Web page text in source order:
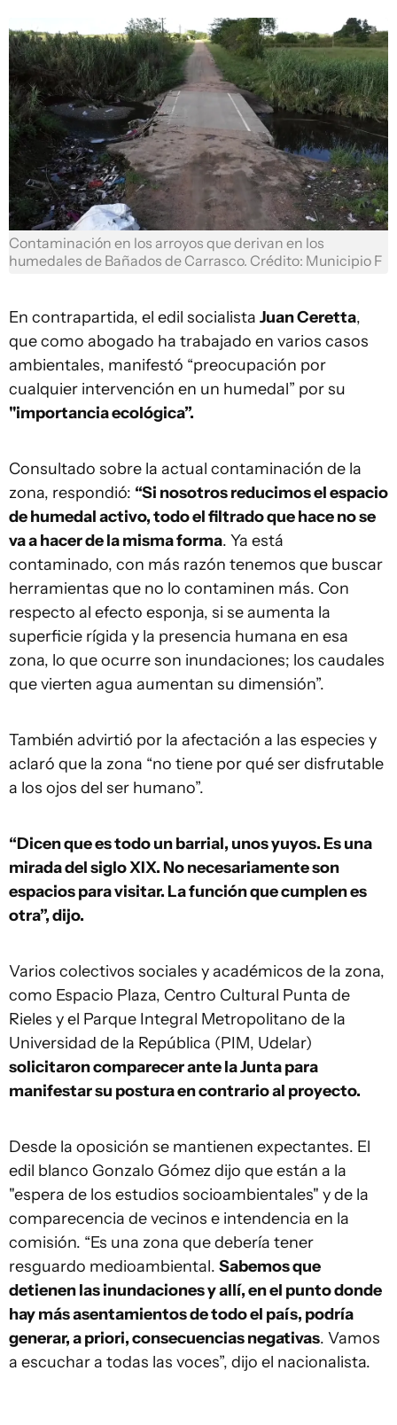
Contaminación en los arroyos que derivan en los
humedales de Bañados de Carrasco. Crédito: Municipio F
En contrapartida, el edil socialista Juan Ceretta,
que como abogado ha trabajado en varios casos
ambientales, manifestó “preocupación por
cualquier intervención en un humedal” por su
"importancia ecológica”.
Consultado sobre la actual contaminación de la
zona, respondió: “Si nosotros reducimos el espacio
de humedal activo, todo el filtrado que hace no se
va a hacer de la misma forma. Ya está
contaminado, con más razón tenemos que buscar
herramientas que no lo contaminen más. Con
respecto al efecto esponja, si se aumenta la
superficie rígida y la presencia humana en esa
zona, lo que ocurre son inundaciones; los caudales
que vierten agua aumentan su dimensión”.
También advirtió por la afectación a las especies y
aclaró que la zona “no tiene por qué ser disfrutable
a los ojos del ser humano”.
“Dicen que es todo un barrial, unos yuyos. Es una
mirada del siglo XIX. No necesariamente son
espacios para visitar. La función que cumplen es
otra”, dijo.
Varios colectivos sociales y académicos de la zona,
como Espacio Plaza, Centro Cultural Punta de
Rieles y el Parque Integral Metropolitano de la
Universidad de la República (PIM, Udelar)
solicitaron comparecer ante la Junta para
manifestar su postura en contrario al proyecto.
Desde la oposición se mantienen expectantes. El
edil blanco Gonzalo Gómez dijo que están a la
"espera de los estudios socioambientales" y de la
comparecencia de vecinos e intendencia en la
comisión. “Es una zona que debería tener
resguardo medioambiental. Sabemos que
detienen las inundaciones y allí, en el punto donde
hay más asentamientos de todo el país, podría
generar, a priori, consecuencias negativas. Vamos
a escuchar a todas las voces”, dijo el nacionalista.